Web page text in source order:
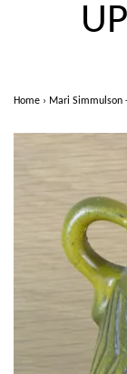
Home › Mari Simmulson